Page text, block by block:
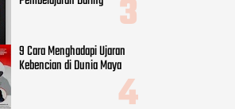
9 Cara Menghadapi Ujaran
Kebencian di Dunia Maya